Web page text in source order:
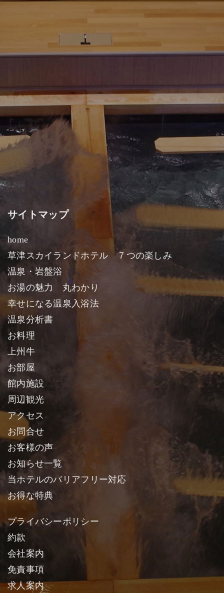
サイトマップ
home
草津スカイランドホテル ７つの楽しみ
温泉・岩盤浴
お湯の魅力 丸わかり
幸せになる温泉入浴法
温泉分析書
お料理
上州牛
お部屋
館内施設
周辺観光
アクセス
お問合せ
お客様の声
お知らせ一覧
当ホテルのバリアフリー対応
お得な特典
プライバシーポリシー
約款
会社案内
免責事項
求人案内